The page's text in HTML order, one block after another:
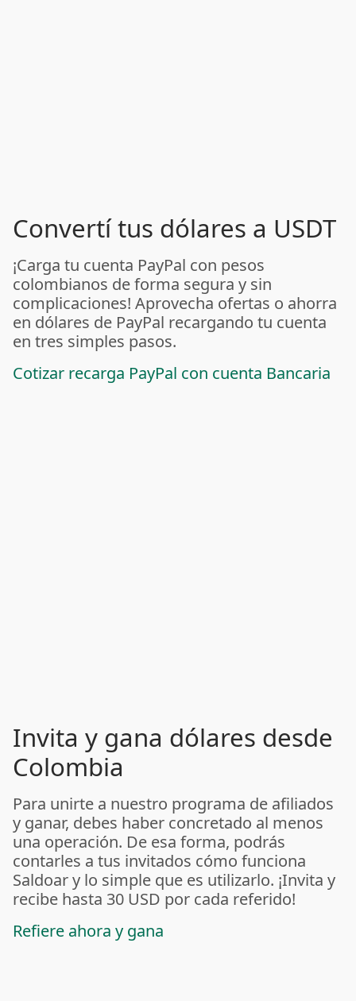
Convertí tus dólares a USDT
¡Carga tu cuenta PayPal con pesos
colombianos de forma segura y sin
complicaciones! Aprovecha ofertas o ahorra
en dólares de PayPal recargando tu cuenta
en tres simples pasos.
Cotizar recarga PayPal con cuenta Bancaria
Invita y gana dólares desde
Colombia
Para unirte a nuestro programa de afiliados
y ganar, debes haber concretado al menos
una operación. De esa forma, podrás
contarles a tus invitados cómo funciona
Saldoar y lo simple que es utilizarlo. ¡Invita y
recibe hasta 30 USD por cada referido!
Refiere ahora y gana